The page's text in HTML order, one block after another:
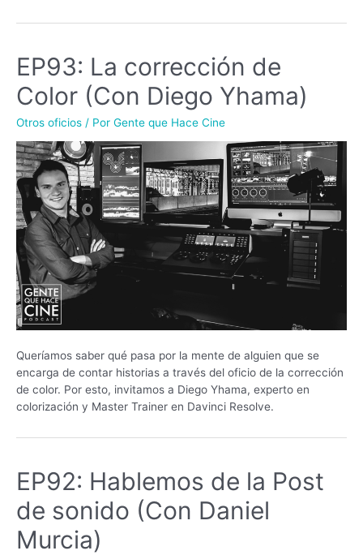
EP93: La corrección de
Color (Con Diego Yhama)
Otros oficios / Por Gente que Hace Cine
Queríamos saber qué pasa por la mente de alguien que se
encarga de contar historias a través del oficio de la corrección
de color. Por esto, invitamos a Diego Yhama, experto en
colorización y Master Trainer en Davinci Resolve.
EP92: Hablemos de la Post
de sonido (Con Daniel
Murcia)